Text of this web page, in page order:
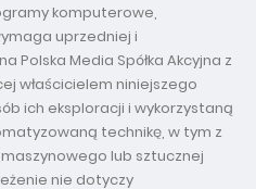
komputerowe,
uprzedniej i
Polska Media Spółka Akcyjna z
właścicielem niniejszego
ich eksploracji i wykorzystaną
technikę, w tym z
lub sztucznej
nie dotyczy